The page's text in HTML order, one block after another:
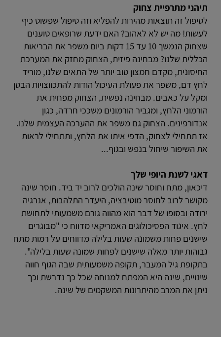
תיהני מתרפיית צחוק
לטיפול זה תוצאות מהירות להפליא וזה טיפול שפשוט כיף
לעשות! מה יש לא לאהוב? האם ידעת שרופאים טוענים
שצחוק הנמשך 10 עד 15 דקות ביום משפר את הבריאות
הכללית שלנו? מבחינה פיזית, הצחוק מחזק את המערכת
החיסונית, מקדם חמצון טוב יותר של התאים שלנו, מוריד
לחץ דם, משפר את פעולת העיכול הודות להתכווצויות הבטן
ומקל על כאבים. מבחינה נפשית, הצחוק מפחית את
הורמוני הלחץ, ומגביר הורמונים משככי חרדה, כגון
אנדורפינים. הצחוק גם משפר את ההערכה העצמית שלנו.
אז תתחילי לצחוק, הדפי איתו את הלחץ, ותתחילי לראות
את השיפור שיחול בנפש ובגוף...
דאגי לשנת היופי שלך
דיכאון, מתח וחוסר שינה הולכים לרוב יד ביד. חוסר שינה
מקושר לרוב לחוסר מוטיבציה, היעדר התלהבות, אנרגיה
ירודה ובסופו של דבר הוא מהווה גורם משמעותי לתחושת
לחץ. איגוד הפסיכולוגים האמריקאי מדווח כי "מבוגרים
שישנים פחות משמונה שעות בלילה מדווחים על רמות מתח
גבוהות יותר מאלה שישנים לפחות שמונה שעות בלילה".
בתקופת גיל המעבר, תקופה משמעותית שבה הגוף חווה
שינויים, שינה היא המפתח למנוחה שכל כך נדרשת וכך
ניתן את המרב מהיתרונות המשקמים של שינה.